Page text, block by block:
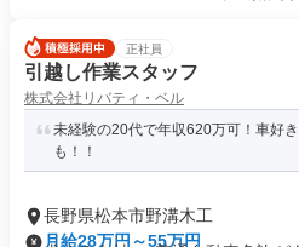
正社員
引越し作業スタッフ
株式会社リバティ・ベル
未経験の20代で年収620万可！車好
も！！
長野県松本市野溝木工
月給28万円～55万円